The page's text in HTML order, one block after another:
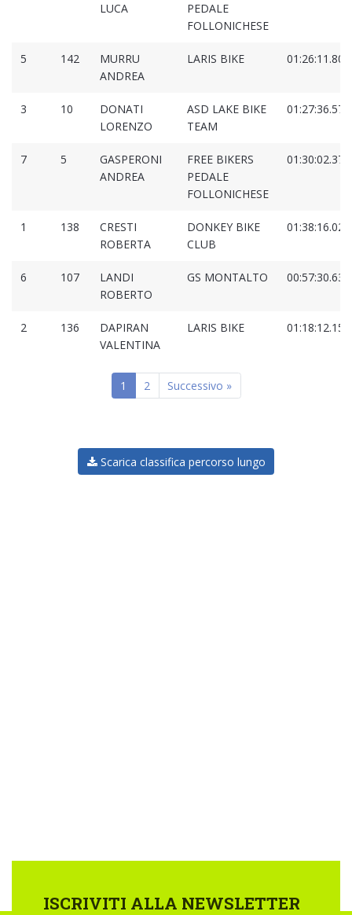
LUCA
PEDALE
FOLLONICHESE
5 142
MURRU
ANDREA
LARIS BIKE 01:26:11.804
3 10
DONATI
LORENZO
ASD LAKE BIKE
TEAM
01:27:36.575
7 5
GASPERONI
ANDREA
FREE BIKERS
PEDALE
FOLLONICHESE
01:30:02.373
1 138
CRESTI
ROBERTA
DONKEY BIKE
CLUB
01:38:16.020
6 107
LANDI
ROBERTO
GS MONTALTO 00:57:30.638
2 136
DAPIRAN
VALENTINA
LARIS BIKE 01:18:12.150
1 2 Successivo »
Scarica classifica percorso lungo
ISCRIVITI ALLA NEWSLETTER